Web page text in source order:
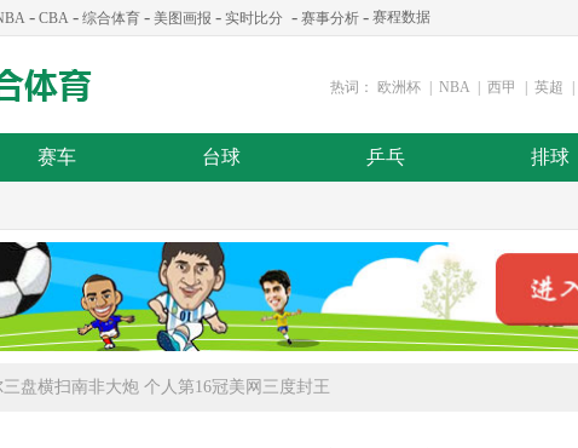
- CBA - 综合体育 - 美图画报 - 实时比分 - 赛事分析 - 赛程数据
热词： 欧洲杯 NBA 西甲 英超
赛车 台球 乒乓 排球
盘横扫南非大炮 个人第16冠美网三度封王